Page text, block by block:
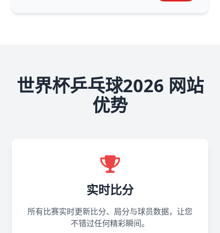
世界杯乒乓球2026 网站
优势
实时比分
所有比赛实时更新比分、局分与球员数据，让您
不错过任何精彩瞬间。